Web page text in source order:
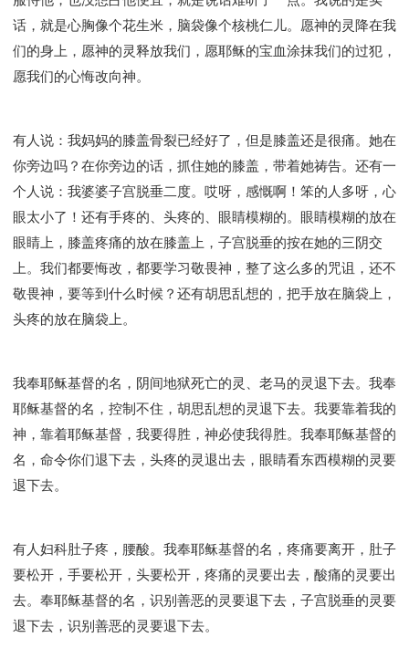
话，就是心胸像个花生米，脑袋像个核桃仁儿。愿神的灵降在我
们的身上，愿神的灵释放我们，愿耶稣的宝血涂抹我们的过犯，
愿我们的心悔改向神。
有人说：我妈妈的膝盖骨裂已经好了，但是膝盖还是很痛。她在
你旁边吗？在你旁边的话，抓住她的膝盖，带着她祷告。还有一
个人说：我婆婆子宫脱垂二度。哎呀，感慨啊！笨的人多呀，心
眼太小了！还有手疼的、头疼的、眼睛模糊的。眼睛模糊的放在
眼睛上，膝盖疼痛的放在膝盖上，子宫脱垂的按在她的三阴交
上。我们都要悔改，都要学习敬畏神，整了这么多的咒诅，还不
敬畏神，要等到什么时候？还有胡思乱想的，把手放在脑袋上，
头疼的放在脑袋上。
我奉耶稣基督的名，阴间地狱死亡的灵、老马的灵退下去。我奉
耶稣基督的名，控制不住，胡思乱想的灵退下去。我要靠着我的
神，靠着耶稣基督，我要得胜，神必使我得胜。我奉耶稣基督的
名，命令你们退下去，头疼的灵退出去，眼睛看东西模糊的灵要
退下去。
有人妇科肚子疼，腰酸。我奉耶稣基督的名，疼痛要离开，肚子
要松开，手要松开，头要松开，疼痛的灵要出去，酸痛的灵要出
去。奉耶稣基督的名，识别善恶的灵要退下去，子宫脱垂的灵要
退下去，识别善恶的灵要退下去。